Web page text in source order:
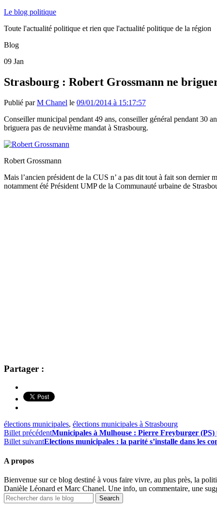
Le blog politique
Toute l'actualité politique et rien que l'actualité politique de la région
Blog
09 Jan
Strasbourg : Robert Grossmann ne
Publié parM Chanel le 09/01/2014 à 15:17:57
Conseiller municipal pendant 49 ans, conseiller général pendant 30
briguera pas de neuvième mandat à Strasbourg.
Robert Grossmann
Mais l’ancien président de la CUS n’ a pas dit tout à fait son
notamment été Président UMP de la Communauté urbaine de
Partager :
élections municipales, élections municipales à Strasbourg
Billet précédentMunicipales à Mulhouse : Pierre Freyburger (PS)
Billet suivantElections municipales : la parité s’installe dans les
A propos
Bienvenue sur ce blog destiné à vous faire vivre, au plus près, la
Danièle Léonard et Marc Chanel. Une info, un commentaire, une